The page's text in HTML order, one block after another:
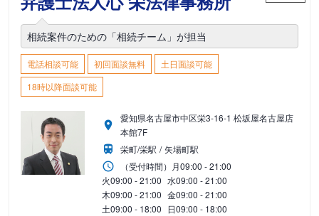
相続案件のための「相続チーム」が担当
電話相談可能 初回面談無料
土日面談可能
18時以降面談可能
愛知県名古屋市中区栄3-16-1 松坂屋名古屋店
本館7F
栄町/栄駅
矢場町駅
（受付時間） 月09:00 - 21:00
火09:00 - 21:00 水09:00 - 21:00
木09:00 - 21:00 金09:00 - 21:00
土09:00 - 18:00 日09:00 - 18:00